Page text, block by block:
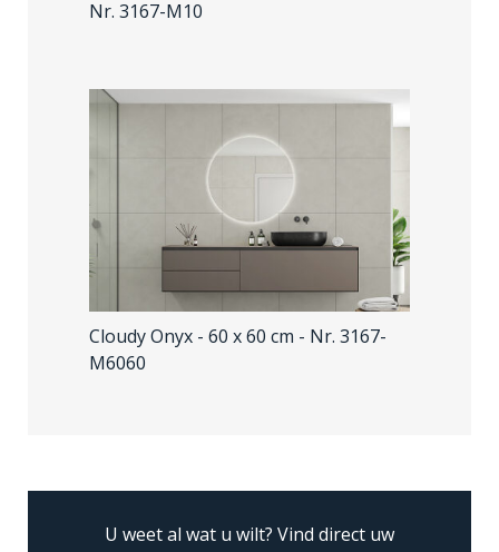
Nr. 3167-M10
Cloudy Onyx - 60 x 60 cm - Nr. 3167-
M6060
U weet al wat u wilt? Vind direct uw